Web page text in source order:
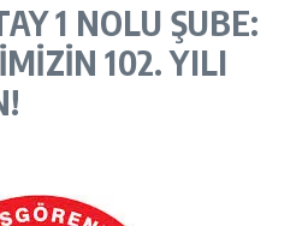
1 NOLU ŞUBE:
102. YILI